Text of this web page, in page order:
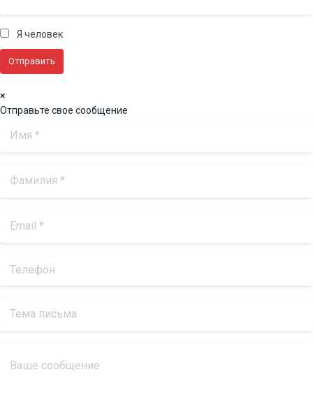
Я человек
×
Отправьте свое сообщение